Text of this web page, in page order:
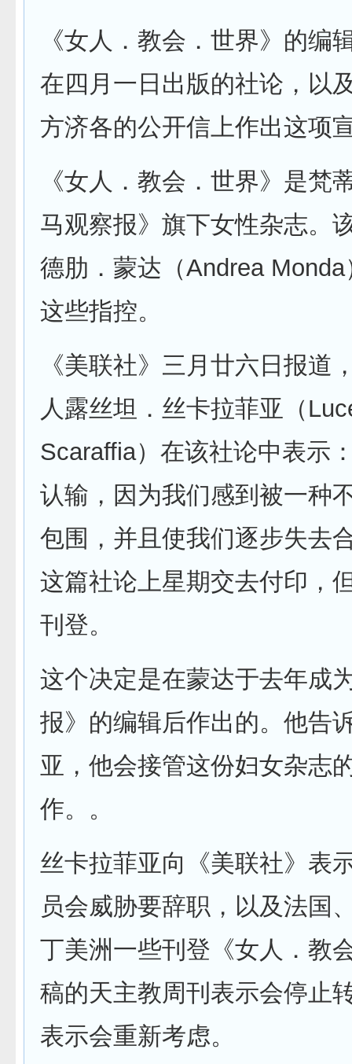
《女人．教会．世界》的编
在四月一日出版的社论，以
方济各的公开信上作出这项
《女人．教会．世界》是梵
马观察报》旗下女性杂志。
德肋．蒙达（Andrea
这些指控。
《美联社》三月廿六日报道
人露丝坦．丝卡拉菲亚（
Scaraffia）在该社论中表示
认输，因为我们感到被一种
包围，并且使我们逐步失去
这篇社论上星期交去付印，
刊登。
这个决定是在蒙达于去年成
报》的编辑后作出的。他告
亚，他会接管这份妇女杂志
作。。
丝卡拉菲亚向《美联社》表
员会威胁要辞职，以及法国
丁美洲一些刊登《女人．教
稿的天主教周刊表示会停止
表示会重新考虑。